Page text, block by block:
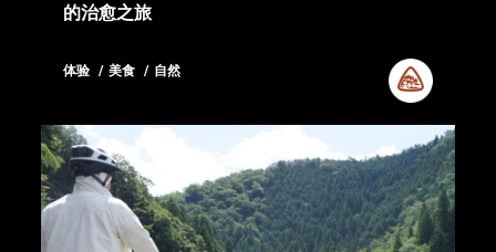
的治愈之旅
体验 美食 自然